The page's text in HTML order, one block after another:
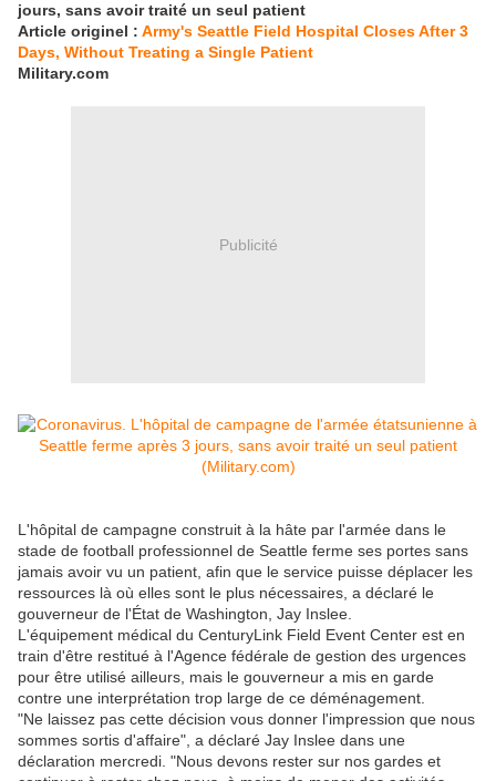
jours, sans avoir traité un seul patient
Article originel : Army's Seattle Field Hospital Closes After 3
Days, Without Treating a Single Patient
Military.com
Publicité
L'hôpital de campagne construit à la hâte par l'armée dans le
stade de football professionnel de Seattle ferme ses portes sans
jamais avoir vu un patient, afin que le service puisse déplacer les
ressources là où elles sont le plus nécessaires, a déclaré le
gouverneur de l'État de Washington, Jay Inslee.
L'équipement médical du CenturyLink Field Event Center est en
train d'être restitué à l'Agence fédérale de gestion des urgences
pour être utilisé ailleurs, mais le gouverneur a mis en garde
contre une interprétation trop large de ce déménagement.
"Ne laissez pas cette décision vous donner l'impression que nous
sommes sortis d'affaire", a déclaré Jay Inslee dans une
déclaration mercredi. "Nous devons rester sur nos gardes et